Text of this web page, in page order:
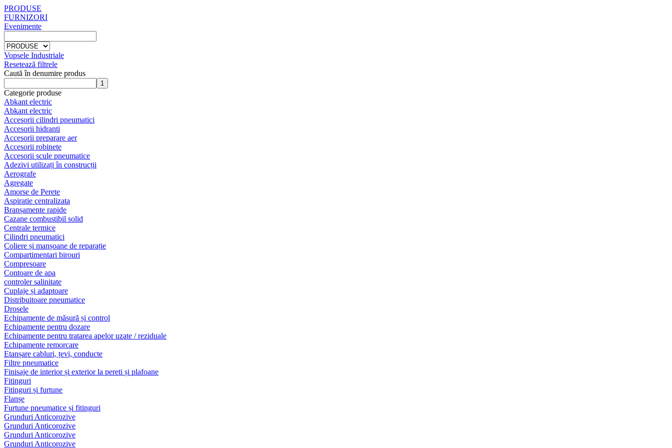
PRODUSE
FURNIZORI
Evenimente
Vopsele Industriale
Resetează filtrele
Caută în denumire produs
Categorie produse
Abkant electric
Abkant electric
Accesorii cilindri pneumatici
Accesorii hidranti
Accesorii preparare aer
Accesorii robinete
Accesorii scule pneumatice
Adezivi utilizați în construcții
Aerografe
Agregate
Amorse de Perete
Aspiratie centralizata
Branșamente rapide
Cazane combustibil solid
Centrale termice
Cilindri pneumatici
Coliere și manșoane de reparație
Compartimentari birouri
Compresoare
Contoare de apa
controler salinitate
Cuplaje și adaptoare
Distribuitoare pneumatice
Drosele
Echipamente de măsură și control
Echipamente pentru dozare
Echipamente pentru tratarea apelor uzate / reziduale
Echipamente remorcare
Etanșare cabluri, țevi, conducte
Filtre pneumatice
Finisaje de interior și exterior la pereti și plafoane
Fitinguri
Fitinguri și furtune
Flanșe
Furtune pneumatice și fitinguri
Grunduri Anticorozive
Grunduri Anticorozive
Grunduri Anticorozive
Grunduri Anticorozive